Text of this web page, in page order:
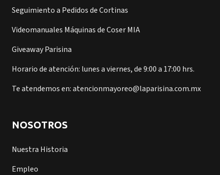
Seguimiento a Pedidos de Cortinas
Videomanuales Máquinas de Coser MIA
Giveaway Parisina
Horario de atención: lunes a viernes, de 9:00 a 17:00 hrs.
Te atendemos en: atencionmayoreo@laparisina.com.mx
NOSOTROS
Nuestra Historia
Empleo